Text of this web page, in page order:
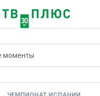
моменты